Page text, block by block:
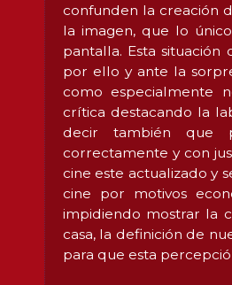
confunden la creación
la imagen, que lo
pantalla. Esta
por ello y ante la
como especialmente
crítica destacando la
decir también que
correctamente y con
cine este actualizado y
cine por motivos
impidiendo mostrar la
casa, la definición de
para que esta